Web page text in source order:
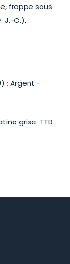
frappe sous
J.-C.),
; Argent -
grise. TTB